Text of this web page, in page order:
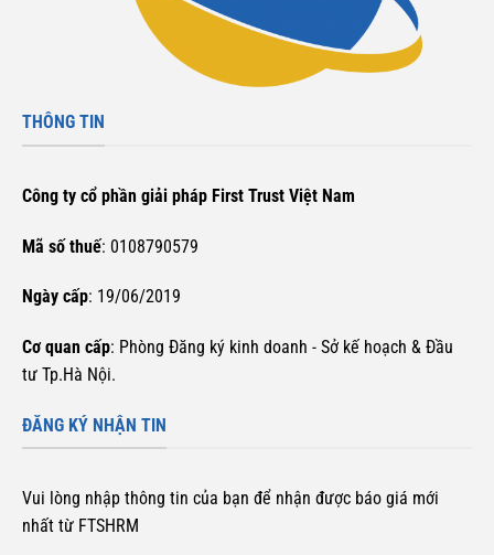
THÔNG TIN
Công ty cổ phần giải pháp First Trust Việt Nam
Mã số thuế: 0108790579
Ngày cấp: 19/06/2019
Cơ quan cấp: Phòng Đăng ký kinh doanh - Sở kế hoạch & Đầu
tư Tp.Hà Nội.
ĐĂNG KÝ NHẬN TIN
Vui lòng nhập thông tin của bạn để nhận được báo giá mới
nhất từ FTSHRM